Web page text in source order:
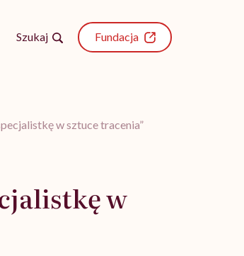
Szukaj Fundacja
w sztuce tracenia”
w